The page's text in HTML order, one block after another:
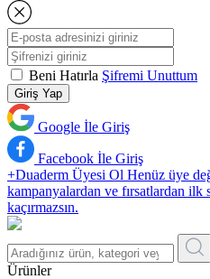
Beni Hatırla Şifremi Unuttum
Giriş Yap
Google İle Giriş
Facebook İle Giriş
+Duaderm Üyesi Ol Henüz üye
kampanyalardan ve fırsatlardan ilk
kaçırmazsın.
Ürünler